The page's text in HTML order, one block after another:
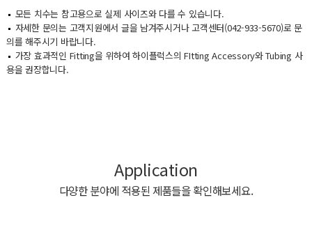
모든 치수는 참고용으로 실제 사이즈와 다를 수 있습니다.
자세한 문의는 고객지원에서 글을 남겨주시거나 고객센터(042-933-5670)로 문
의를 해주시기 바랍니다.
가장 효과적인 Fitting을 위하여 하이플럭스의 FItting Accessory와 Tubing 사
용을 권장합니다.
Application
다양한 분야에 적용된 제품들을 확인해보세요.